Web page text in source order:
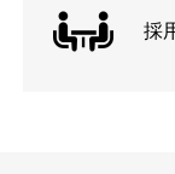
採